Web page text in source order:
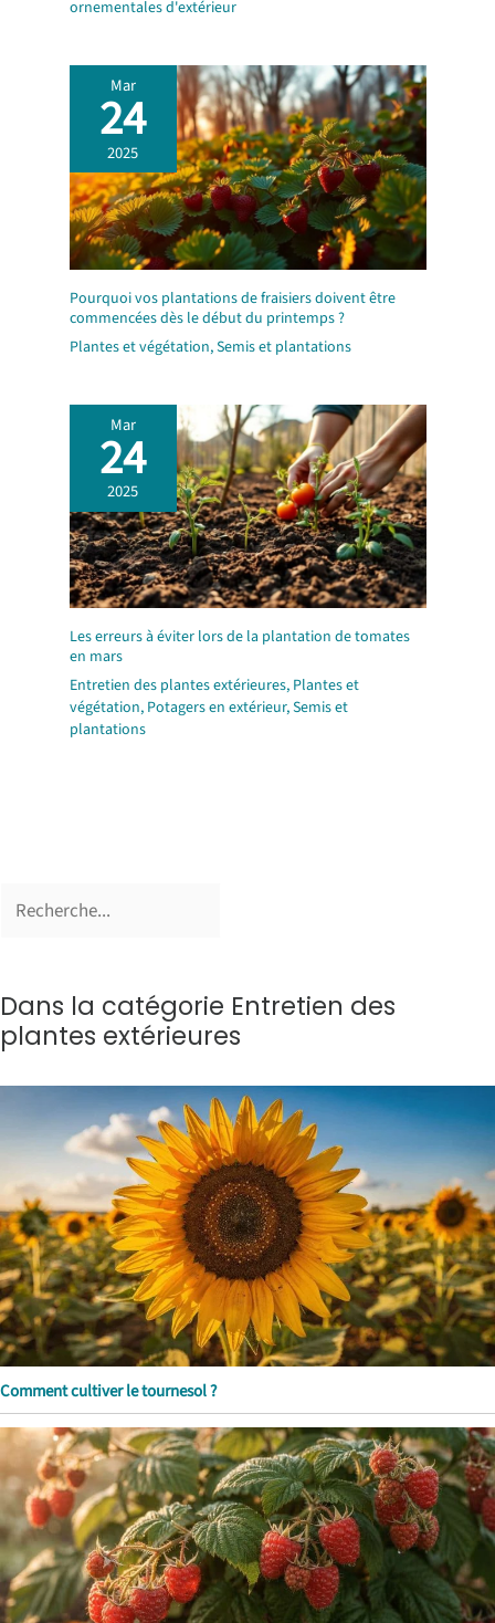
veuillez nous contacter à
satisfaisante dans les plus
brefs délais et sans excuses.
Achetez en toute confiance.
ornementales d'extérieur
Mar
24
2025
Pourquoi vos plantations de fraisiers doivent être
commencées dès le début du printemps ?
Plantes et végétation,Semis et plantations
Mar
24
2025
Les erreurs à éviter lors de la plantation de tomates
en mars
Entretien des plantes extérieures, Plantes et
végétation, Potagers en extérieur,Semis et
plantations
Dans la catégorie Entretien des
plantes extérieures
Comment cultiver le tournesol ?